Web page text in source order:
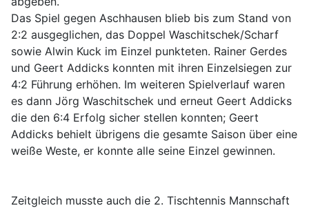
Das Spiel gegen Aschhausen blieb bis zum Stand von
2:2 ausgeglichen, das Doppel Waschitschek/Scharf
sowie Alwin Kuck im Einzel punkteten. Rainer Gerdes
und Geert Addicks konnten mit ihren Einzelsiegen zur
4:2 Führung erhöhen. Im weiteren Spielverlauf waren
es dann Jörg Waschitschek und erneut Geert Addicks
die den 6:4 Erfolg sicher stellen konnten; Geert
Addicks behielt übrigens die gesamte Saison über eine
weiße Weste, er konnte alle seine Einzel gewinnen.
Zeitgleich musste auch die 2. Tischtennis Mannschaft